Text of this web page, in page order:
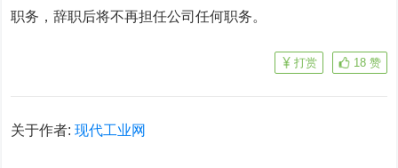
职务，辞职后将不再担任公司任何职务。
18 赞
打赏
关于作者:现代工业网